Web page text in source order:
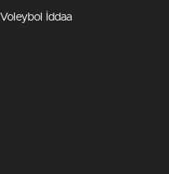
Voleybol İddaa